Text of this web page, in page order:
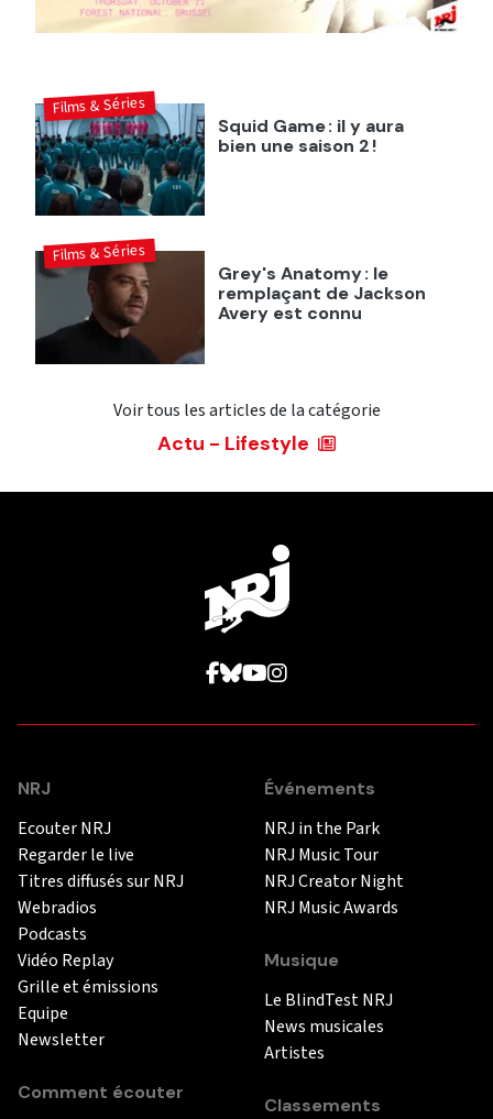
Squid Game : il y aura
bien une saison 2 !
Films & Séries
Grey's Anatomy : le
remplaçant de Jackson
Avery est connu
Films & Séries
Voir tous les articles de la catégorie
Actu - Lifestyle
NRJ
Ecouter NRJ
Regarder le live
Titres diffusés sur NRJ
Webradios
Podcasts
Vidéo Replay
Grille et émissions
Equipe
Newsletter
Comment écouter
Événements
NRJ in the Park
NRJ Music Tour
NRJ Creator Night
NRJ Music Awards
Musique
Le BlindTest NRJ
News musicales
Artistes
Classements